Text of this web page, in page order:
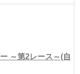
～第2レース～(自